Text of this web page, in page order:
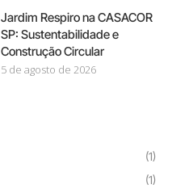
Jardim Respiro na CASACOR
SP: Sustentabilidade e
Construção Circular
5 de agosto de 2026
(1)
(1)